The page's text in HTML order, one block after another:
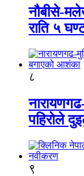
नौबीसे-
राति ५
८
पहिरोले
९